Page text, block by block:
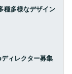
種多様なデザイン
ディレクター募集